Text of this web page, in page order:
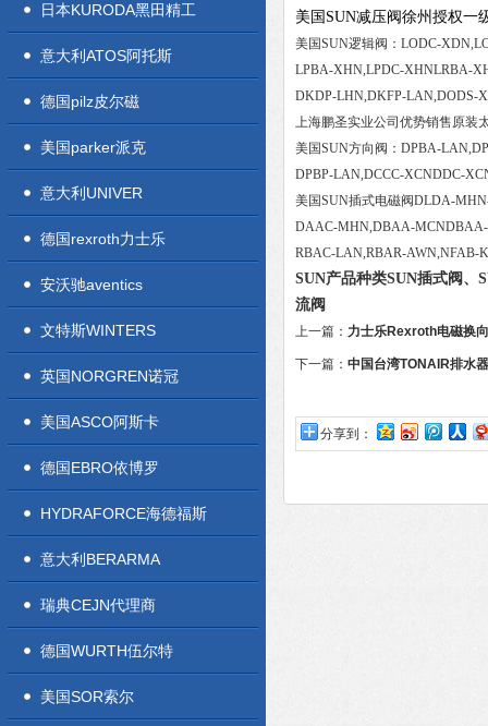
日本KURODA黑田精工
意大利ATOS阿托斯
德国pilz皮尔磁
美国parker派克
意大利UNIVER
德国rexroth力士乐
安沃驰aventics
文特斯WINTERS
英国NORGREN诺冠
美国ASCO阿斯卡
德国EBRO依博罗
HYDRAFORCE海德福斯
意大利BERARMA
瑞典CEJN代理商
德国WURTH伍尔特
美国SOR索尔
美国SUN减压阀徐州授权一
美国SUN逻辑阀：LODC-
LPBA-XHN,LPDC-XHNLRBA-
DKDP-LHN,DKFP-LAN,DODS-
上海鹏圣实业公司优势销售原装
美国SUN方向阀：DPBA-
DPBP-LAN,DCCC-XCNDDC-
美国SUN插式电磁阀DLDA-
DAAC-MHN,DBAA-
RBAC-LAN,RBAR-AWN,NFAB-
SUN产品种类SUN插式阀、
流阀
上一篇： 力士乐Rexroth电磁换
下一篇： 中国台湾TONAIR排水
分享到：